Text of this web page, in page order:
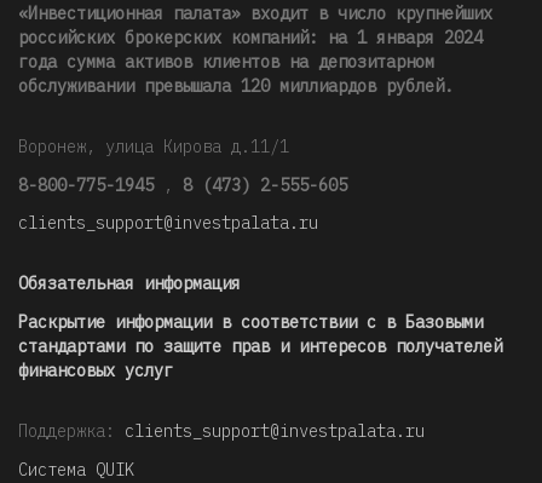
«Инвестиционная палата» входит в число крупнейших
российских брокерских компаний: на 1 января 2024
года сумма активов клиентов на депозитарном
обслуживании превышала 120 миллиардов рублей.
Воронеж, улица Кирова д.11/1
8-800-775-1945 , 8 (473) 2-555-605
clients_support@investpalata.ru
Обязательная информация
Раскрытие информации в соответствии с в Базовыми
стандартами по защите прав и интересов получателей
финансовых услуг
Поддержка: clients_support@investpalata.ru
Система QUIK